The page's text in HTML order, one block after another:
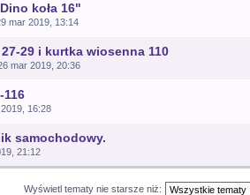
koła 16"
mar 2019, 13:14
29 i kurtka wiosenna 110
mar 2019, 20:36
116
16:28
samochodowy.
21:12
Wyświetl tematy nie starsze niż: